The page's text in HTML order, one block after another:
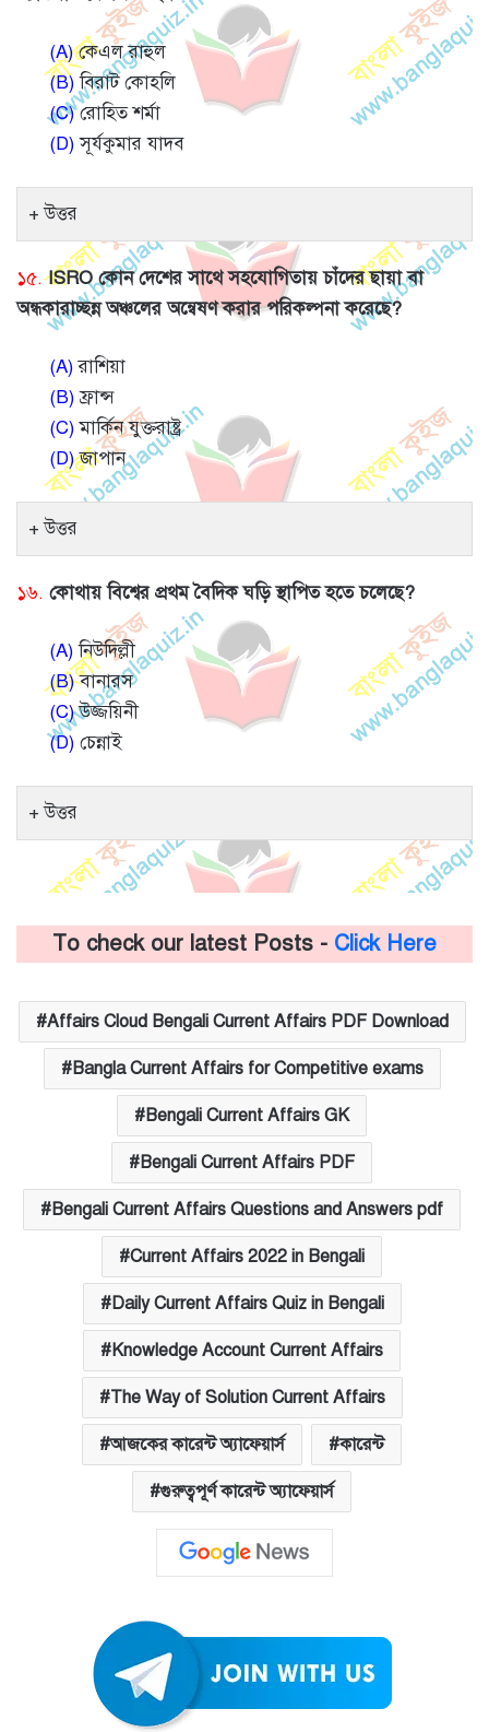
(A)কেএল রাহুল
(B)বিরাট কোহলি
(C)রোহিত শর্মা
(D)সূর্যকুমার যাদব
উত্তর
১৫. ISRO কোন দেশের সাথে সহযোগিতায় চাঁদের ছায়া বা
অন্ধকারাচ্ছন্ন অঞ্চলের অন্বেষণ করার পরিকল্পনা করেছে?
(A)রাশিয়া
(B)ফ্রান্স
(C)মার্কিন যুক্তরাষ্ট্র
(D)জাপান
উত্তর
১৬. কোথায় বিশ্বের প্রথম বৈদিক ঘড়ি স্থাপিত হতে চলেছে?
(A)নিউদিল্লী
(B)বানারস
(C)উজ্জয়িনী
(D) চেন্নাই
উত্তর
To check our latest Posts - Click Here
Affairs Cloud Bengali Current Affairs PDF Download
Bangla Current Affairs for Competitive exams
Bengali Current Affairs GK
Bengali Current Affairs PDF
Bengali Current Affairs Questions and Answers pdf
Current Affairs 2022 in Bengali
Daily Current Affairs Quiz in Bengali
Knowledge Account Current Affairs
The Way of Solution Current Affairs
আজকের কারেন্ট অ্যাফেয়ার্স কারেন্ট
গুরুত্বপূর্ণ কারেন্ট অ্যাফেয়ার্স